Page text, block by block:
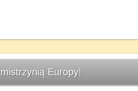
Europy!